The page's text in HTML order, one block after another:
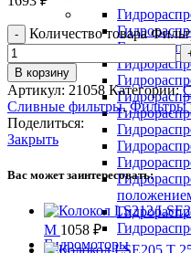
Гидромоторы
Количество товара
В корзину
Артикул: 21058 Категории:
Сливные фильтры, Фильтры
Поделиться:
Закрыть
Вас может заинтересовать:
M 1058 ₽